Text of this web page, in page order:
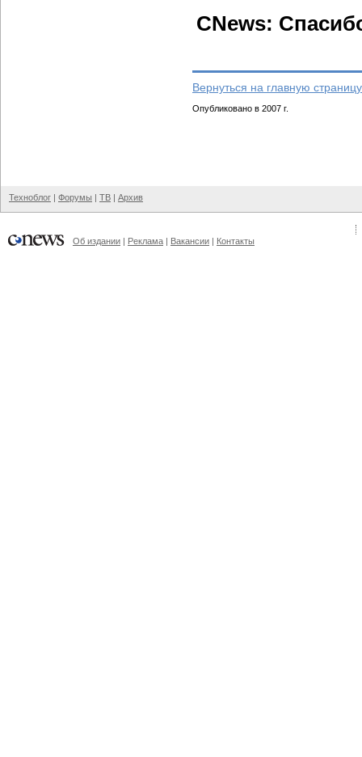
CNews:
Вернуться на главную
Опубликовано в 2007 г.
Техноблог | Форумы | ТВ | Архив
Об издании | Реклама | Вакансии | Контакты